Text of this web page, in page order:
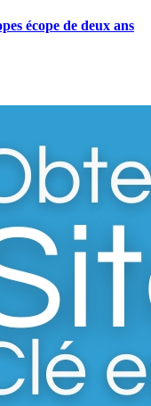
écope de deux ans